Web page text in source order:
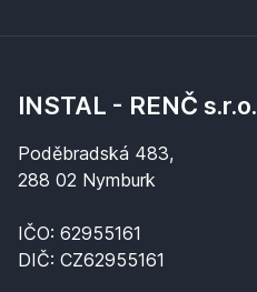
INSTAL - RENČ s.r.o.
Poděbradská 483,
288 02 Nymburk
IČO: 62955161
DIČ: CZ62955161